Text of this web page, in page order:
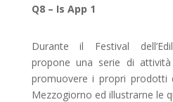
Q8 – Is App 1
Durante il Festival
propone una serie di
promuovere i propri prodotti
Mezzogiorno ed illustrarne le